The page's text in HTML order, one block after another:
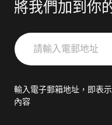
將我們加到你
請
輸
郵
輸入電子郵箱地址，即表
內容